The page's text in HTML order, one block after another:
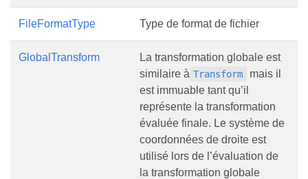
FileFormatType Type de format de fichier
GlobalTransform
La transformation globale est
similaire à Transform
mais il
est immuable tant qu’il
représente la transformation
évaluée finale. Le système de
coordonnées de droite est
utilisé lors de l’évaluation de
la transformation globale